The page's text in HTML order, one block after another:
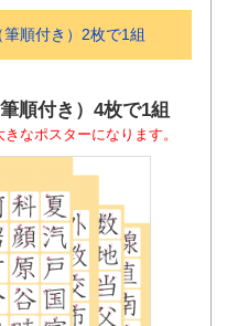
順付き）2枚で1組
順付き）4枚で1組
なポスターになります。